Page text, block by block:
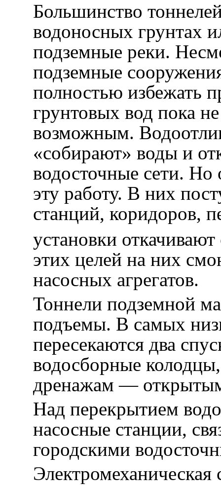
Большинство
водоносных грунтах
подземные реки.
подземные
полностью избежать
грунтовых вод пока не
возможным.
«собирают» воды и
водосточные сети.
эту работу. В них
станций, коридоров,
установки
этих целей на них
насосных агрегатов.
Тоннели подземной
подъемы. В самых
пересекаются два
водосборные
дренажам —
Над перекрытием
насосные станции,
городскими
Электромеханическая